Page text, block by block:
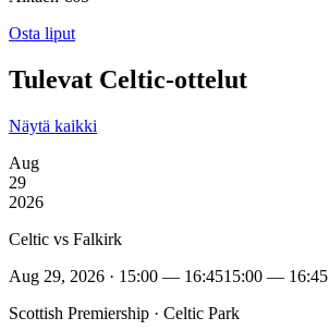
Osta liput
Tulevat Celtic-ottelut
Näytä kaikki
Aug
29
2026
Celtic vs Falkirk
Aug 29, 2026 · 15:00 — 16:4515:00 — 16:45
Scottish Premiership · Celtic Park